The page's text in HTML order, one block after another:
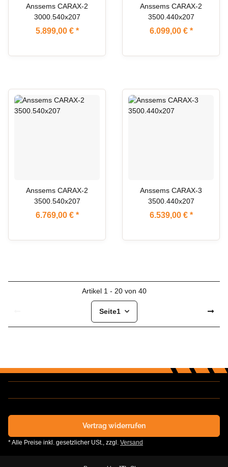
Anssems CARAX-2
3000.540x207
5.899,00 € *
Anssems CARAX-2
3500.440x207
6.099,00 € *
Anssems CARAX-2
3500.540x207
6.769,00 € *
Anssems CARAX-3
3500.440x207
6.539,00 € *
Artikel 1 - 20 von 40
Seite1
Vertrag widerrufen
* Alle Preise inkl. gesetzlicher USt., zzgl. Versand